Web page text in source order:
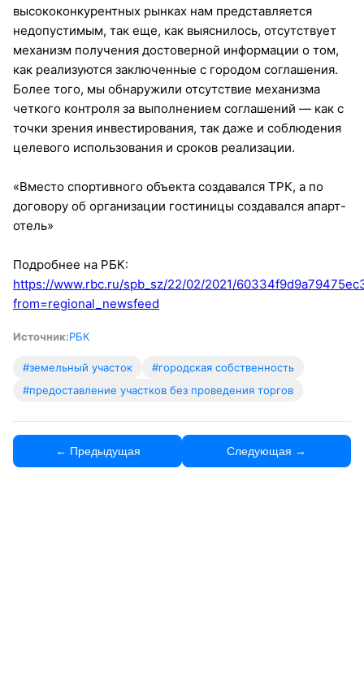
высококонкурентных рынках нам представляется
недопустимым, так еще, как выяснилось, отсутствует
механизм получения достоверной информации о том,
как реализуются заключенные с городом соглашения.
Более того, мы обнаружили отсутствие механизма
четкого контроля за выполнением соглашений — как с
точки зрения инвестирования, так даже и соблюдения
целевого использования и сроков реализации.
«Вместо спортивного объекта создавался ТРК, а по
договору об организации гостиницы создавался апарт-
отель»
Подробнее на РБК:
https://www.rbc.ru/spb_sz/22/02/2021/
from=regional_newsfeed
Источник:РБК
#земельный участок
#городская собственность
#предоставление участков без проведения торгов
← Предыдущая Следующая →